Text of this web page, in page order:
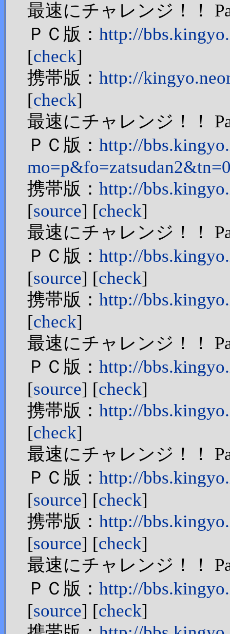
最速にチャレンジ！！
ＰＣ版： http://
[check]
携帯版： http://
[check]
最速にチャレンジ！！
ＰＣ版： http://
携帯版： http://
[source] [check]
最速にチャレンジ！！
ＰＣ版： http://
[source] [check]
携帯版： http://
[check]
最速にチャレンジ！！
ＰＣ版： http://
[source] [check]
携帯版： http://
[check]
最速にチャレンジ！！
ＰＣ版： http://
[source] [check]
携帯版： http://
[source] [check]
最速にチャレンジ！！
ＰＣ版： http://
[source] [check]